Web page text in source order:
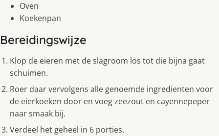
Oven
Koekenpan
Bereidingswijze
Klop de eieren met de slagroom los tot die bijna gaat
schuimen.
Roer daar vervolgens alle genoemde ingredienten voor
de eierkoeken door en voeg zeezout en cayennepeper
naar smaak bij.
Verdeel het geheel in 6 porties.